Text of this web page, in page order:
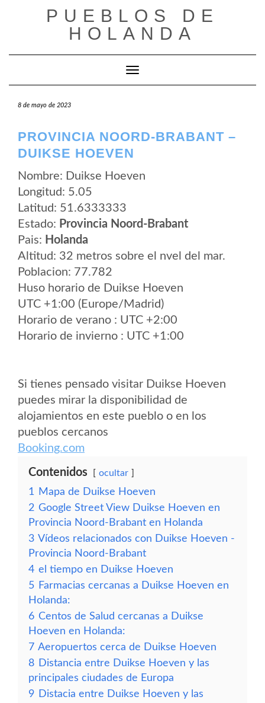
PUEBLOS DE
HOLANDA
Cambiar modo de navegación
8 de mayo de 2023
PROVINCIA NOORD-BRABANT –
DUIKSE HOEVEN
Nombre: Duikse Hoeven
Longitud: 5.05
Latitud: 51.6333333
Estado: Provincia Noord-Brabant
Pais: Holanda
Altitud: 32 metros sobre el nvel del mar.
Poblacion: 77.782
Huso horario de Duikse Hoeven
UTC +1:00 (Europe/Madrid)
Horario de verano : UTC +2:00
Horario de invierno : UTC +1:00
Si tienes pensado visitar Duikse Hoeven
puedes mirar la disponibilidad de
alojamientos en este pueblo o en los
pueblos cercanos
Booking.com
Contenidos ocultar
1
Mapa de Duikse Hoeven
2 Google Street View Duikse Hoeven en
Provincia Noord-Brabant en Holanda
3 Vídeos relacionados con Duikse Hoeven -
Provincia Noord-Brabant
4 el tiempo en Duikse Hoeven
5 Farmacias cercanas a Duikse Hoeven en
Holanda:
6 Centos de Salud cercanas a Duikse
Hoeven en Holanda:
7 Aeropuertos cerca de Duikse Hoeven
8 Distancia entre Duikse Hoeven y las
principales ciudades de Europa
9 Distacia entre Duikse Hoeven y las